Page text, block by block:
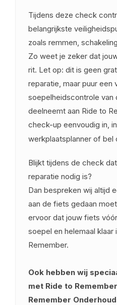
Tijdens deze check
belangrijkste
zoals remmen,
Zo weet je zeker dat
rit. Let op: dit is geen
reparatie, maar puur een
soepelheidscontrole van
deelneemt aan Ride to
check-up eenvoudig in,
werkplaatsplanner of bel
Blijkt tijdens de check
reparatie nodig is?
Dan bespreken wij altijd
aan de fiets gedaan
ervoor dat jouw fiets
soepel en helemaal klaar
Remember.
Ook hebben wij
met Ride to
Remember